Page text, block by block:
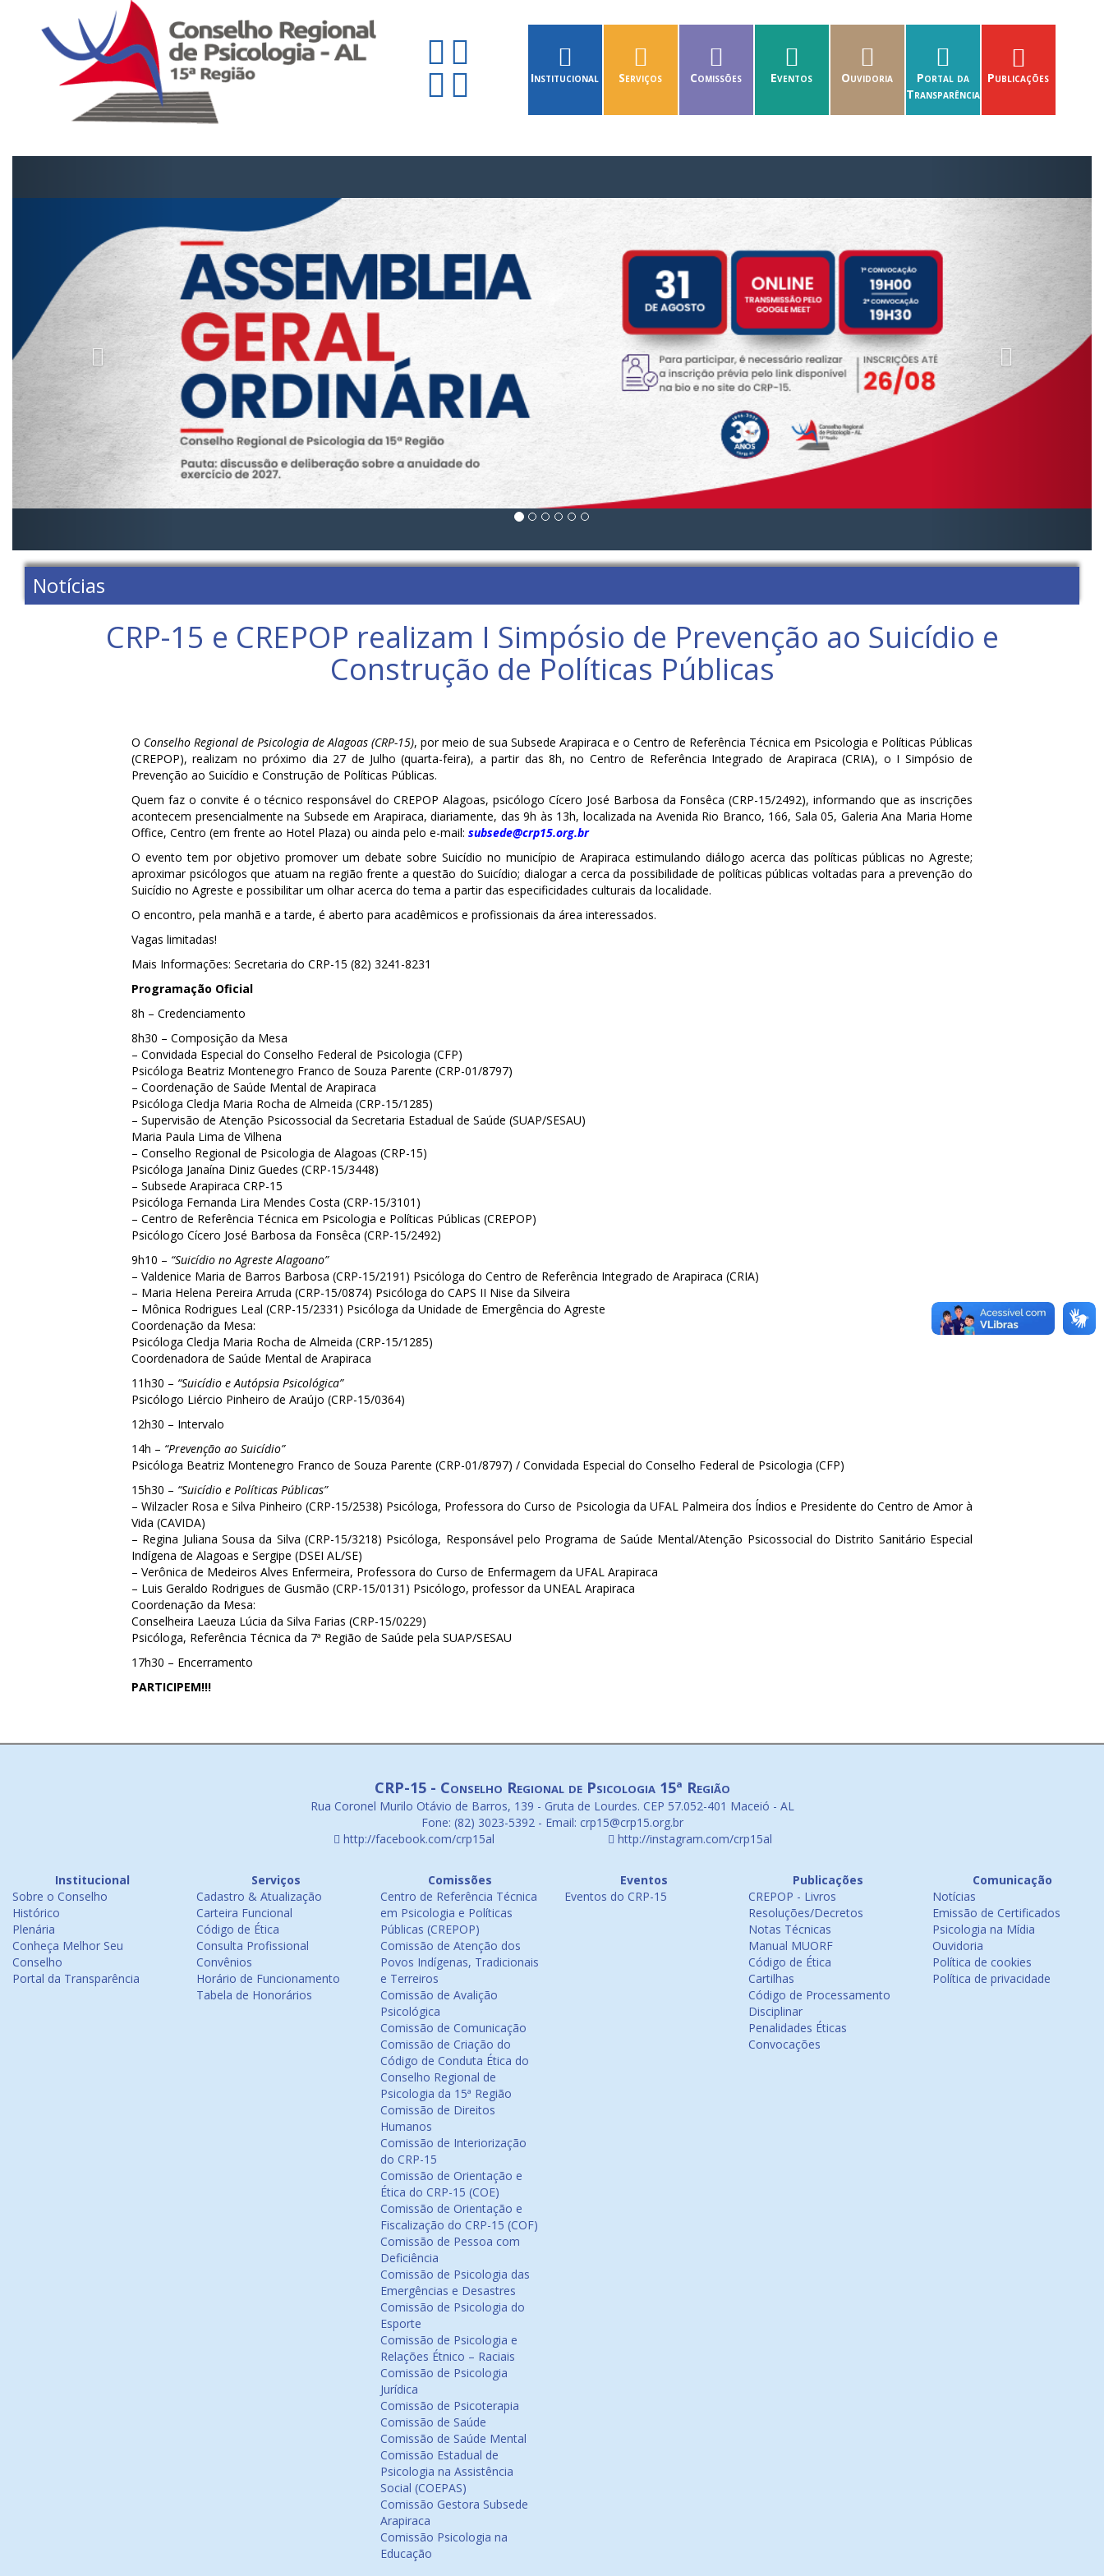
Institucional Serviços Comissões Eventos Ouvidoria
Portal da
Transparência
Publicações
Notícias
CRP-15 e CREPOP realizam I Simpósio de Prevenção ao Suicídio e
Construção de Políticas Públicas
O Conselho Regional de Psicologia de Alagoas (CRP-15), por meio de sua Subsede Arapiraca e o Centro de Referência Técnica em Psicologia e Políticas Públicas
(CREPOP), realizam no próximo dia 27 de Julho (quarta-feira), a partir das 8h, no Centro de Referência Integrado de Arapiraca (CRIA), o I Simpósio de
Prevenção ao Suicídio e Construção de Políticas Públicas.
Quem faz o convite é o técnico responsável do CREPOP Alagoas, psicólogo Cícero José Barbosa da Fonsêca (CRP-15/2492), informando que as inscrições
acontecem presencialmente na Subsede em Arapiraca, diariamente, das 9h às 13h, localizada na Avenida Rio Branco, 166, Sala 05, Galeria Ana Maria Home
Office, Centro (em frente ao Hotel Plaza) ou ainda pelo e-mail: subsede@crp15.org.br
O evento tem por objetivo promover um debate sobre Suicídio no município de Arapiraca estimulando diálogo acerca das políticas públicas no Agreste;
aproximar psicólogos que atuam na região frente a questão do Suicídio; dialogar a cerca da possibilidade de políticas públicas voltadas para a prevenção do
Suicídio no Agreste e possibilitar um olhar acerca do tema a partir das especificidades culturais da localidade.
O encontro, pela manhã e a tarde, é aberto para acadêmicos e profissionais da área interessados.
Vagas limitadas!
Mais Informações: Secretaria do CRP-15 (82) 3241-8231
Programação Oficial
8h – Credenciamento
8h30 – Composição da Mesa
– Convidada Especial do Conselho Federal de Psicologia (CFP)
Psicóloga Beatriz Montenegro Franco de Souza Parente (CRP-01/8797)
– Coordenação de Saúde Mental de Arapiraca
Psicóloga Cledja Maria Rocha de Almeida (CRP-15/1285)
– Supervisão de Atenção Psicossocial da Secretaria Estadual de Saúde (SUAP/SESAU)
Maria Paula Lima de Vilhena
– Conselho Regional de Psicologia de Alagoas (CRP-15)
Psicóloga Janaína Diniz Guedes (CRP-15/3448)
– Subsede Arapiraca CRP-15
Psicóloga Fernanda Lira Mendes Costa (CRP-15/3101)
– Centro de Referência Técnica em Psicologia e Políticas Públicas (CREPOP)
Psicólogo Cícero José Barbosa da Fonsêca (CRP-15/2492)
9h10 – “Suicídio no Agreste Alagoano”
– Valdenice Maria de Barros Barbosa (CRP-15/2191) Psicóloga do Centro de Referência Integrado de Arapiraca (CRIA)
– Maria Helena Pereira Arruda (CRP-15/0874) Psicóloga do CAPS II Nise da Silveira
– Mônica Rodrigues Leal (CRP-15/2331) Psicóloga da Unidade de Emergência do Agreste
Coordenação da Mesa:
Psicóloga Cledja Maria Rocha de Almeida (CRP-15/1285)
Coordenadora de Saúde Mental de Arapiraca
11h30 – “Suicídio e Autópsia Psicológica”
Psicólogo Liércio Pinheiro de Araújo (CRP-15/0364)
12h30 – Intervalo
14h – “Prevenção ao Suicídio”
Psicóloga Beatriz Montenegro Franco de Souza Parente (CRP-01/8797) / Convidada Especial do Conselho Federal de Psicologia (CFP)
15h30 – “Suicídio e Políticas Públicas”
– Wilzacler Rosa e Silva Pinheiro (CRP-15/2538) Psicóloga, Professora do Curso de Psicologia da UFAL Palmeira dos Índios e Presidente do Centro de Amor à
Vida (CAVIDA)
– Regina Juliana Sousa da Silva (CRP-15/3218) Psicóloga, Responsável pelo Programa de Saúde Mental/Atenção Psicossocial do Distrito Sanitário Especial
Indígena de Alagoas e Sergipe (DSEI AL/SE)
– Verônica de Medeiros Alves Enfermeira, Professora do Curso de Enfermagem da UFAL Arapiraca
– Luis Geraldo Rodrigues de Gusmão (CRP-15/0131) Psicólogo, professor da UNEAL Arapiraca
Coordenação da Mesa:
Conselheira Laeuza Lúcia da Silva Farias (CRP-15/0229)
Psicóloga, Referência Técnica da 7ª Região de Saúde pela SUAP/SESAU
17h30 – Encerramento
PARTICIPEM!!!
CRP-15 - Conselho Regional de Psicologia 15ª Região
Rua Coronel Murilo Otávio de Barros, 139 - Gruta de Lourdes. CEP 57.052-401 Maceió - AL
Fone: (82) 3023-5392 - Email: crp15@crp15.org.br
http://facebook.com/crp15al
http://instagram.com/crp15al
Institucional
Sobre o Conselho
Histórico
Plenária
Conheça Melhor Seu
Conselho
Portal da Transparência
Serviços
Cadastro & Atualização
Carteira Funcional
Código de Ética
Consulta Profissional
Convênios
Horário de Funcionamento
Tabela de Honorários
Comissões
Centro de Referência Técnica
em Psicologia e Políticas
Públicas (CREPOP)
Comissão de Atenção dos
Povos Indígenas, Tradicionais
e Terreiros
Comissão de Avalição
Psicológica
Comissão de Comunicação
Comissão de Criação do
Código de Conduta Ética do
Conselho Regional de
Psicologia da 15ª Região
Comissão de Direitos
Humanos
Comissão de Interiorização
do CRP-15
Comissão de Orientação e
Ética do CRP-15 (COE)
Comissão de Orientação e
Fiscalização do CRP-15 (COF)
Comissão de Pessoa com
Deficiência
Comissão de Psicologia das
Emergências e Desastres
Comissão de Psicologia do
Esporte
Comissão de Psicologia e
Relações Étnico – Raciais
Comissão de Psicologia
Jurídica
Comissão de Psicoterapia
Comissão de Saúde
Comissão de Saúde Mental
Comissão Estadual de
Psicologia na Assistência
Social (COEPAS)
Comissão Gestora Subsede
Arapiraca
Comissão Psicologia na
Educação
Eventos
Eventos do CRP-15
Publicações
CREPOP - Livros
Resoluções/Decretos
Notas Técnicas
Manual MUORF
Código de Ética
Cartilhas
Código de Processamento
Disciplinar
Penalidades Éticas
Convocações
Comunicação
Notícias
Emissão de Certificados
Psicologia na Mídia
Ouvidoria
Política de cookies
Política de privacidade